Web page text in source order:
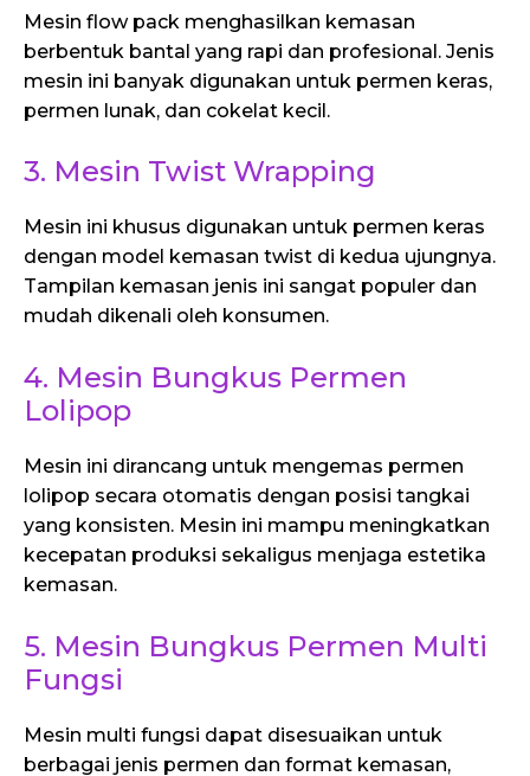
Mesin flow pack menghasilkan kemasan
berbentuk bantal yang rapi dan profesional. Jenis
mesin ini banyak digunakan untuk permen keras,
permen lunak, dan cokelat kecil.
3. Mesin Twist Wrapping
Mesin ini khusus digunakan untuk permen keras
dengan model kemasan twist di kedua ujungnya.
Tampilan kemasan jenis ini sangat populer dan
mudah dikenali oleh konsumen.
4. Mesin Bungkus Permen
Lolipop
Mesin ini dirancang untuk mengemas permen
lolipop secara otomatis dengan posisi tangkai
yang konsisten. Mesin ini mampu meningkatkan
kecepatan produksi sekaligus menjaga estetika
kemasan.
5. Mesin Bungkus Permen Multi
Fungsi
Mesin multi fungsi dapat disesuaikan untuk
berbagai jenis permen dan format kemasan,